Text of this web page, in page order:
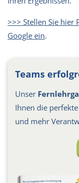
>>> Stellen Sie hier
Google ein.
Teams
Unser
Ihnen die
und mehr